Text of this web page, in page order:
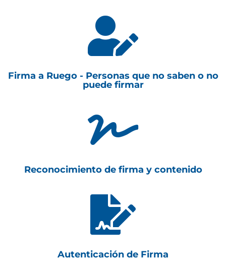

Firma a Ruego - Personas que no saben o no
puede firmar

Reconocimiento de firma y contenido

Autenticación de Firma